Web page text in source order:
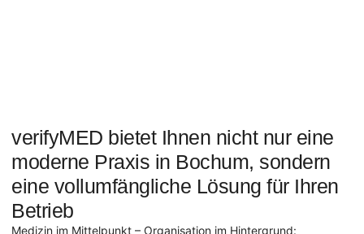
verifyMED bietet Ihnen nicht nur eine
moderne Praxis in Bochum, sondern
eine vollumfängliche Lösung für Ihren
Betrieb
Medizin im Mittelpunkt – Organisation im Hintergrund: